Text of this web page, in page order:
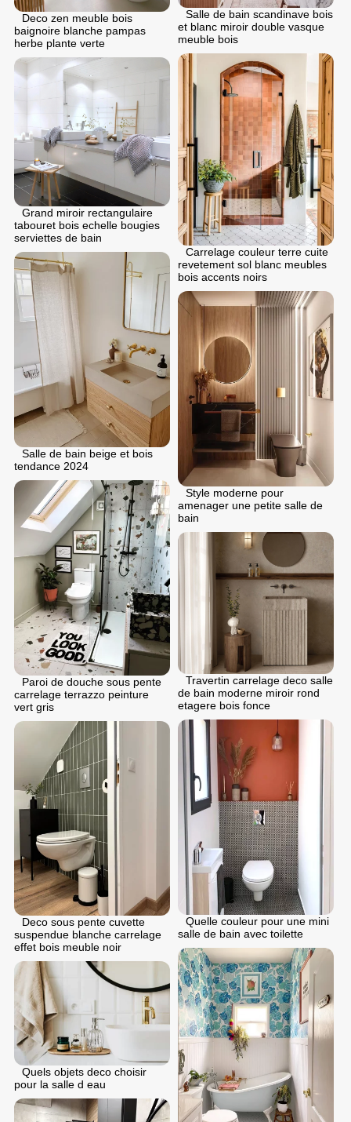
Deco zen meuble bois
baignoire blanche pampas
herbe plante verte
Salle de bain scandinave bois
et blanc miroir double vasque
meuble bois
Carrelage couleur terre cuite
revetement sol blanc meubles
bois accents noirs
Grand miroir rectangulaire
tabouret bois echelle bougies
serviettes de bain
Salle de bain beige et bois
tendance 2024
Style moderne pour
аmenager une petite salle de
bain
Paroi de douche sous pente
carrelage terrazzo peinture
vert gris
Travertin carrelage deco salle
de bain moderne miroir rond
etagere bois fonce
Quelle couleur pour une mini
salle de bain avec toilette
Deco sous pente cuvette
suspendue blanche carrelage
effet bois meuble noir
Quels objets deco choisir
pour la salle d eau